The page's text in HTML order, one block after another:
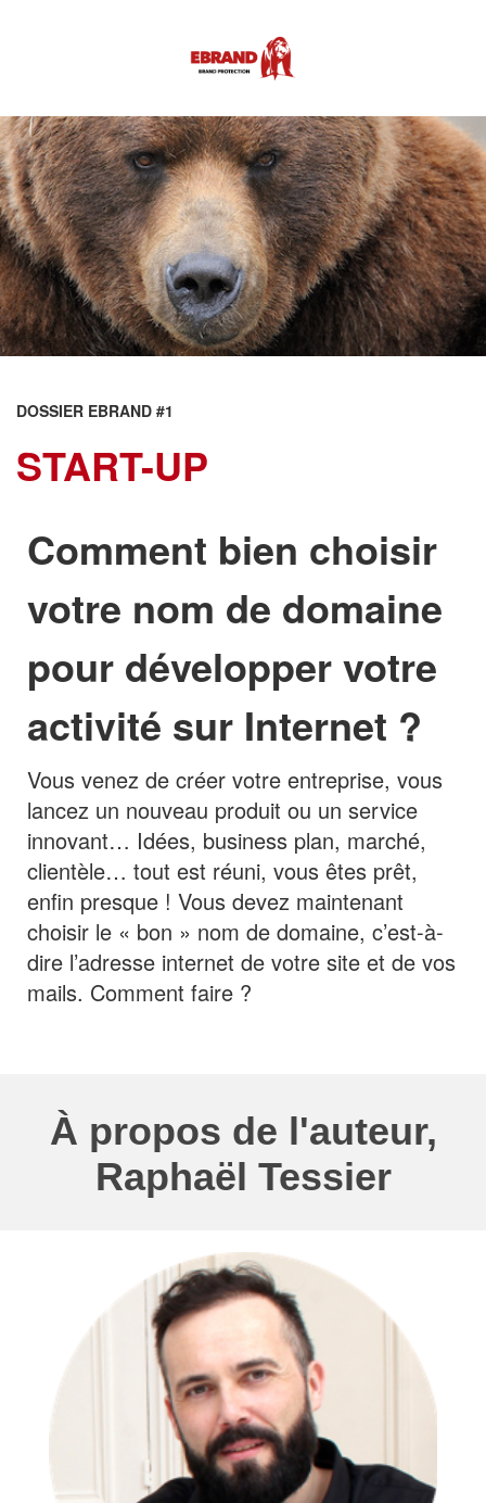
DOSSIER EBRAND #1
START-UP
Comment bien choisir
votre nom de domaine
pour développer votre
activité sur Internet ?
Vous venez de créer votre entreprise, vous
lancez un nouveau produit ou un service
innovant… Idées, business plan, marché,
clientèle… tout est réuni, vous êtes prêt,
enfin presque ! Vous devez maintenant
choisir le « bon » nom de domaine, c’est-à-
dire l’adresse internet de votre site et de vos
mails. Comment faire ?
À propos de l'auteur,
Raphaël Tessier